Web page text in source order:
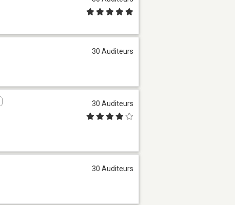
30 Auditeurs
30 Auditeurs
30 Auditeurs